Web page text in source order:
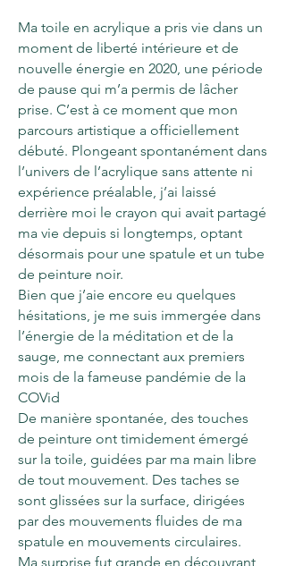
Ma toile en acrylique a pris vie dans un
moment de liberté intérieure et de
nouvelle énergie en 2020, une période
de pause qui m’a permis de lâcher
prise. C’est à ce moment que mon
parcours artistique a officiellement
débuté. Plongeant spontanément dans
l’univers de l’acrylique sans attente ni
expérience préalable, j’ai laissé
derrière moi le crayon qui avait partagé
ma vie depuis si longtemps, optant
désormais pour une spatule et un tube
de peinture noir.
Bien que j’aie encore eu quelques
hésitations, je me suis immergée dans
l’énergie de la méditation et de la
sauge, me connectant aux premiers
mois de la fameuse pandémie de la
COVid
De manière spontanée, des touches
de peinture ont timidement émergé
sur la toile, guidées par ma main libre
de tout mouvement. Des taches se
sont glissées sur la surface, dirigées
par des mouvements fluides de ma
spatule en mouvements circulaires.
Ma surprise fut grande en découvrant